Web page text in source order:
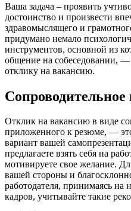
Ваша задача – проявить
достоинство и произвести
здравомыслящего и
придумано немало
инструментов, основной из
общение на собеседовании, —
отклику на вакансию.
Отклик на вакансию в виде
приложенного к резюме, —
вариант вашей
предлагаете взять себя на
мотивируете свое желание.
вашей стороны и
работодателя, принимаясь на
кадров, учитывайте такие